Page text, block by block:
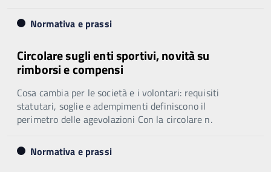
Normativa e prassi
Circolare sugli enti sportivi, novità su
rimborsi e compensi
Cosa cambia per le società e i volontari: requisiti
statutari, soglie e adempimenti definiscono il
perimetro delle agevolazioni Con la circolare n.
Normativa e prassi